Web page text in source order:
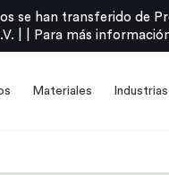
se han transferido de
|
Para más
Materiales Industrias